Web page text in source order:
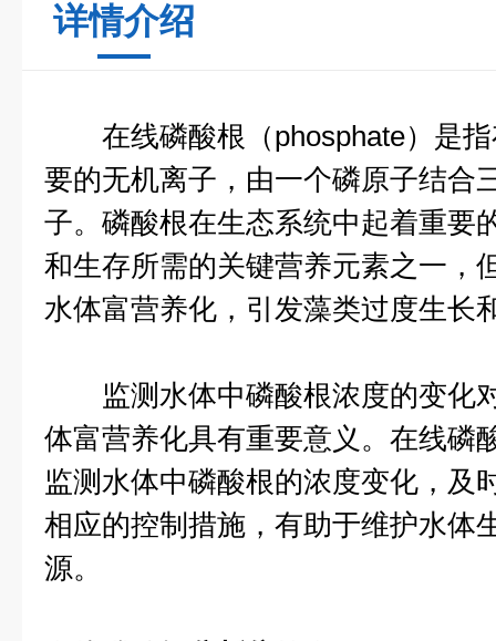
详情介绍
在线磷酸根（phosphate）是指
要的无机离子，由一个磷原子结合
子。磷酸根在生态系统中起着重要
和生存所需的关键营养元素之一，
水体富营养化，引发藻类过度生长
监测水体中磷酸根浓度的变化
体富营养化具有重要意义。在线磷
监测水体中磷酸根的浓度变化，及
相应的控制措施，有助于维护水体
源。